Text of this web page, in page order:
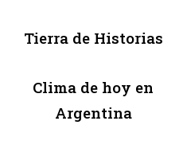
Tierra de Historias
Clima de hoy en
Argentina